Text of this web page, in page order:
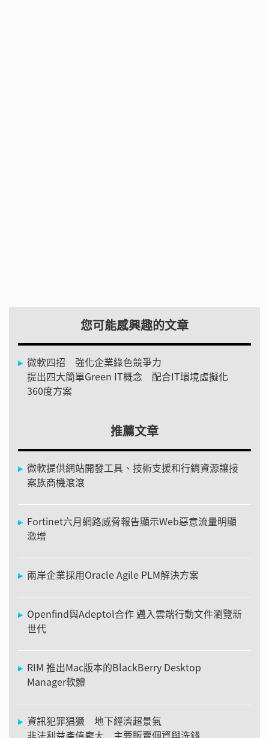
您可能感興趣的文章
微軟四招 強化企業綠色競爭力
提出四大簡單Green IT概念 配合IT環境虛擬化
360度方案
推薦文章
微軟提供網站開發工具、技術支援和行銷資源讓接
案族商機滾滾
Fortinet六月網路威脅報告顯示Web惡意流量明顯
激增
兩岸企業採用Oracle Agile PLM解決方案
Openfind與Adeptol合作 邁入雲端行動文件瀏覽新
世代
RIM 推出Mac版本的BlackBerry Desktop
Manager軟體
資訊犯罪猖獗 地下經濟超景氣
非法利益產值龐大 主要販賣個資與洗錢